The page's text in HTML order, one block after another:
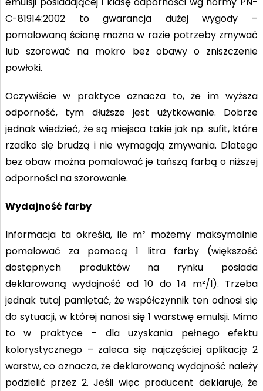
C-81914:2002 to gwarancja dużej wygody –
pomalowaną ścianę można w razie potrzeby zmywać
lub szorować na mokro bez obawy o zniszczenie
powłoki.
Oczywiście w praktyce oznacza to, że im wyższa
odporność, tym dłuższe jest użytkowanie. Dobrze
jednak wiedzieć, że są miejsca takie jak np. sufit, które
rzadko się brudzą i nie wymagają zmywania. Dlatego
bez obaw można pomalować je tańszą farbą o niższej
odporności na szorowanie.
Wydajność farby
Informacja ta określa, ile m² możemy maksymalnie
pomalować za pomocą 1 litra farby (większość
dostępnych produktów na rynku posiada
deklarowaną wydajność od 10 do 14 m²/l). Trzeba
jednak tutaj pamiętać, że współczynnik ten odnosi się
do sytuacji, w której nanosi się 1 warstwę emulsji. Mimo
to w praktyce – dla uzyskania pełnego efektu
kolorystycznego – zaleca się najczęściej aplikację 2
warstw, co oznacza, że deklarowaną wydajność należy
podzielić przez 2. Jeśli więc producent deklaruje, że